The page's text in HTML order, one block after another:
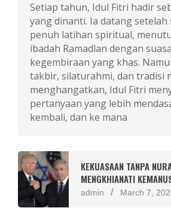
Setiap tahun, Idul Fitri hadir
yang dinanti. Ia datang setelah
penuh latihan spiritual,
ibadah Ramadlan dengan
kegembiraan yang khas.
takbir, silaturahmi, dan tradisi
menghangatkan, Idul Fitri
pertanyaan yang lebih
kembali, dan ke mana
KEKUASAAN TANPA
MENGKHIANATI
admin March 7,